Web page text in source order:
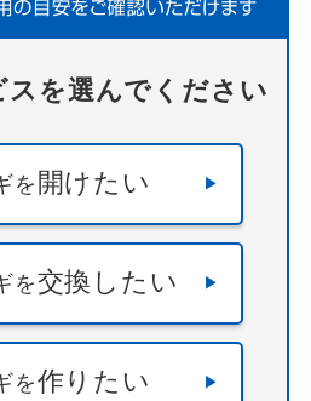
スを選んでください
を 開けたい
を交換したい
を作りたい